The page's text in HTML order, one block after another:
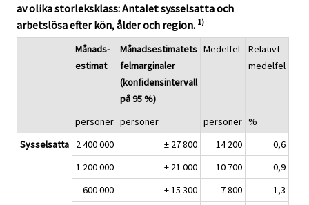
av olika storleksklass: Antalet sysselsatta och
arbetslösa efter kön, ålder och region. 1)
Månads-
estimat
Månadsestimatets
felmarginaler
(konfidensintervall
på 95 %)
Medelfel
Relativt
medelfel
personer personer personer %
Sysselsatta
2 400 000 ± 27 800 14 200
0,6
1 200 000
± 21 000 10 700
0,9
600 000
± 15 300 7 800
1,3